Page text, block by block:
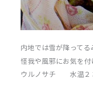
内地では雪が降って
怪我や風邪にお気を
ウルノサチ 水温